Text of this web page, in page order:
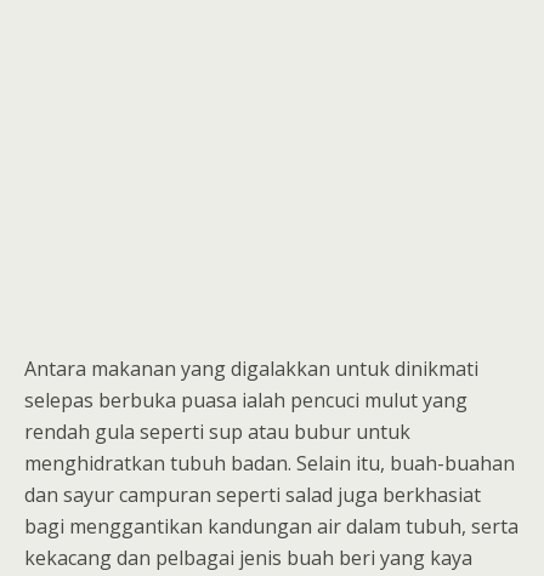
Antara makanan yang digalakkan untuk dinikmati
selepas berbuka puasa ialah pencuci mulut yang
rendah gula seperti sup atau bubur untuk
menghidratkan tubuh badan. Selain itu, buah-buahan
dan sayur campuran seperti salad juga berkhasiat
bagi menggantikan kandungan air dalam tubuh, serta
kekacang dan pelbagai jenis buah beri yang kaya